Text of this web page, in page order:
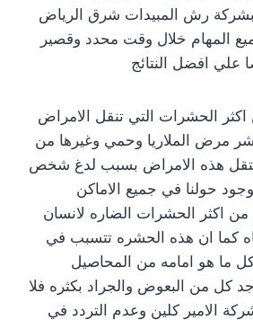
رش المبيدات شرق الرياض
المهام خلال وقت محدد وقصير
علي افضل النتائج
الحشرات التي تنقل الامراض
مرض الملاريا وحمي وغيرها من
هذه الامراض بسبب لدغ شخص
حولنا في جميع الاماكن
من اكثر الحشرات الضاره لانسان
كما ان هذه الحشره تتسبب في
كل ما هو امامه من المحاصيل
كل من البعوض والجراد بكثره فلا
الامير كلين وعدم التردد في